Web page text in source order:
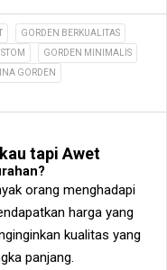
GORDEN BERKUALITAS
GORDEN MINIMALIS
GORDEN
tapi Awet
orang menghadapi
harga yang
kualitas yang
panjang.